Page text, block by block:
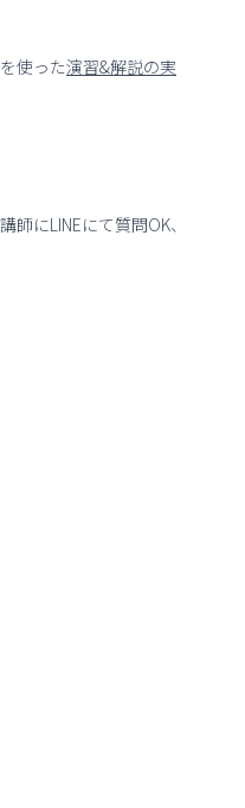
使った演習&解説の実
にLINEにて質問OK、